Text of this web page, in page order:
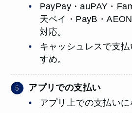
PayPay・auPAY・
天ペイ・PayB・
対応。
キャッシュレスで支
すめ。
アプリでの支払い
アプリ上での支払いに